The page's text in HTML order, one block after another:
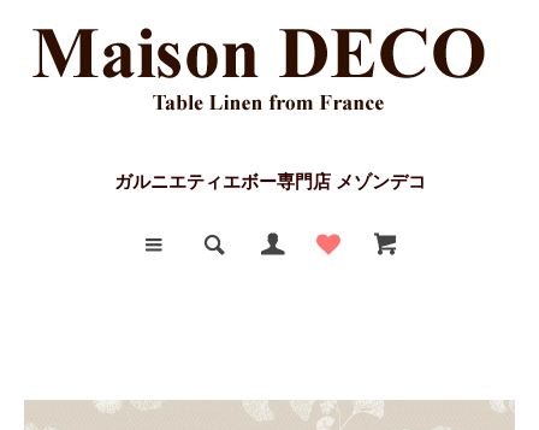
ガルニエティエボー専門店 メゾンデコ